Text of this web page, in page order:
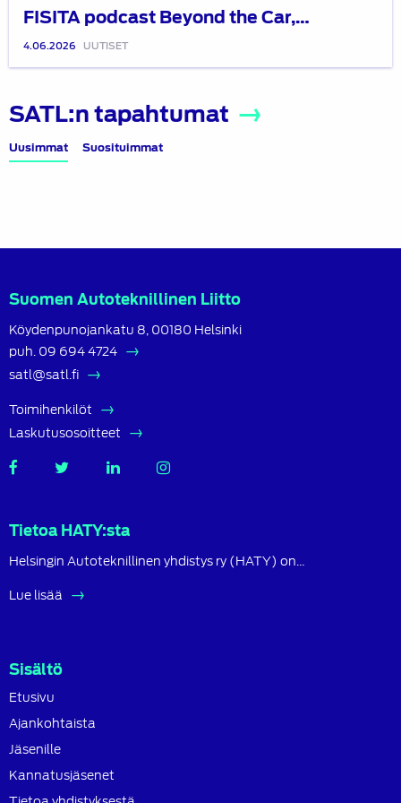
FISITA podcast Beyond the Car,…
4.06.2026 UUTISET
SATL:n tapahtumat
Uusimmat Suosituimmat
Suomen Autoteknillinen Liitto
Köydenpunojankatu 8, 00180 Helsinki
puh. 09 694 4724
satl@satl.fi
Toimihenkilöt
Laskutusosoitteet
SATL
SATL
SATL
Tietoa HATY:sta
Helsingin Autoteknillinen yhdistys ry (HATY) on…
Lue lisää
Sisältö
Etusivu
Ajankohtaista
Jäsenille
Kannatusjäsenet